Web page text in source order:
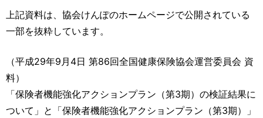
上記資料は、協会けんぽのホームページで公開されている
一部を抜粋しています。
（平成29年9月4日 第86回全国健康保険協会運営委員会 資
料）
「保険者機能強化アクションプラン（第3期）の検証結果に
ついて」と「保険者機能強化アクションプラン（第3期）」